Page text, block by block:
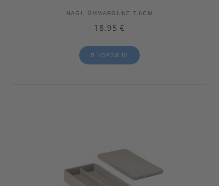
NAGI, ÜMMARGUNE 7,6CM
18.95 €
В КОРЗИНУ